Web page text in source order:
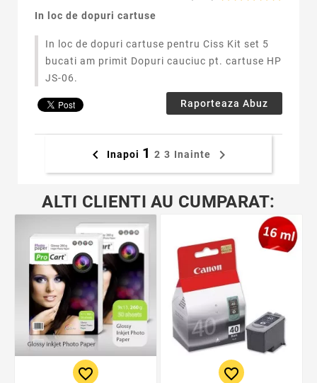
In loc de dopuri cartuse
In loc de dopuri cartuse pentru Ciss Kit set 5
bucati am primit Dopuri cauciuc pt. cartuse HP
JS-06.
Raporteaza Abuz
 Inapoi 1 2 3 Inainte 
ALTI CLIENTI AU CUMPARAT:
favorite_border favorite_border